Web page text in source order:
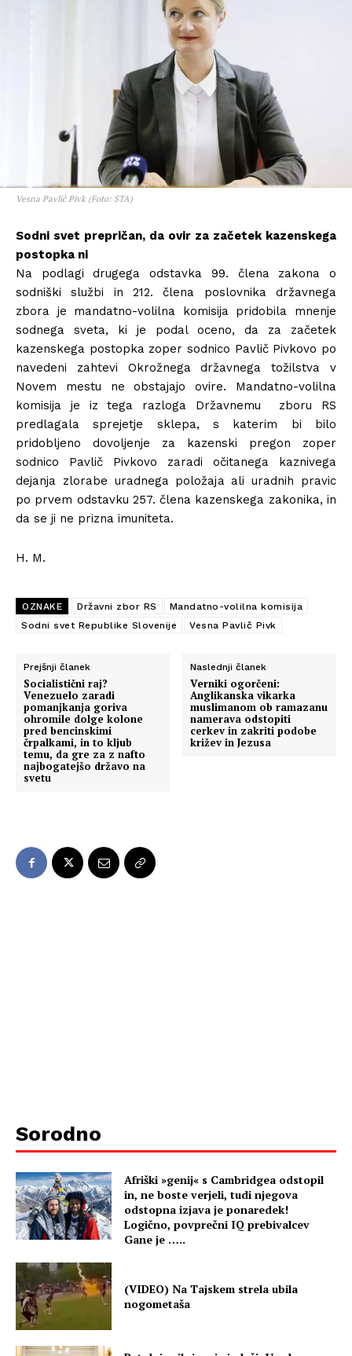
Vesna Pavlič Pivk (Foto: STA)
Sodni svet prepričan, da ovir za začetek kazenskega
postopka ni
Na podlagi drugega odstavka 99. člena zakona o
sodniški službi in 212. člena poslovnika državnega
zbora je mandatno-volilna komisija pridobila mnenje
sodnega sveta, ki je podal oceno, da za začetek
kazenskega postopka zoper sodnico Pavlič Pivkovo po
navedeni zahtevi Okrožnega državnega tožilstva v
Novem mestu ne obstajajo ovire. Mandatno-volilna
komisija je iz tega razloga Državnemu zboru RS
predlagala sprejetje sklepa, s katerim bi bilo
pridobljeno dovoljenje za kazenski pregon zoper
sodnico Pavlič Pivkovo zaradi očitanega kaznivega
dejanja zlorabe uradnega položaja ali uradnih pravic
po prvem odstavku 257. člena kazenskega zakonika, in
da se ji ne prizna imuniteta.
H. M.
OZNAKE Državni zbor RS
Mandatno-volilna komisija
Sodni svet Republike Slovenije
Vesna Pavlič Pivk
Prejšnji članek
Socialistični raj?
Venezuelo zaradi
pomanjkanja goriva
ohromile dolge kolone
pred bencinskimi
črpalkami, in to kljub
temu, da gre za z nafto
najbogatejšo državo na
svetu
Naslednji članek
Verniki ogorčeni:
Anglikanska vikarka
muslimanom ob ramazanu
namerava odstopiti
cerkev in zakriti podobe
križev in Jezusa
Sorodno
Afriški »genij« s Cambridgea odstopil
in, ne boste verjeli, tudi njegova
odstopna izjava je ponaredek!
Logično, povprečni IQ prebivalcev
Gane je …..
(VIDEO) Na Tajskem strela ubila
nogometaša